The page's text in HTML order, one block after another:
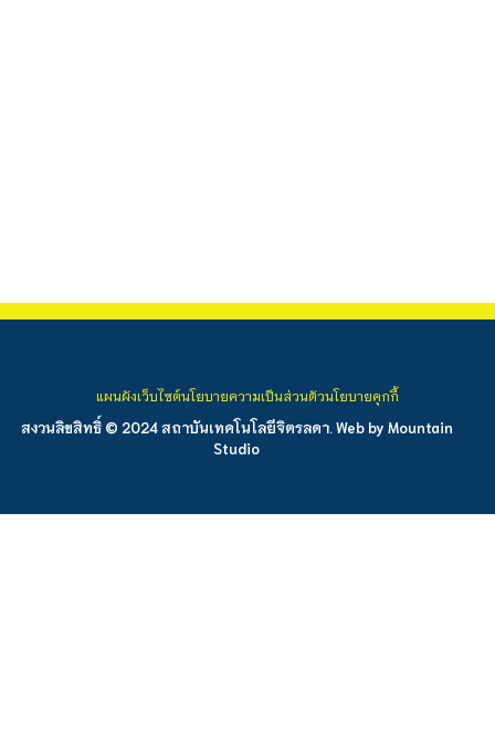
สงวนลิขสิทธิ์ © 2024 สถาบันเทคโนโลยีจิตรลดา. Web by Mountain
Studio
แผนผังเว็บไซต์นโยบายความเป็นส่วนตัวนโยบายคุกกี้